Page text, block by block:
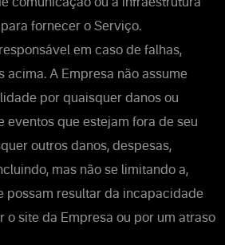
comunicação ou a infraestrutura
fornecer o Serviço.
em caso de falhas,
acima. A Empresa não assume
por quaisquer danos ou
eventos que estejam fora de seu
outros danos, despesas,
mas não se limitando a,
possam resultar da incapacidade
o site da Empresa ou por um atraso